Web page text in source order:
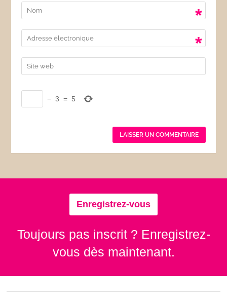
*
*
− 3 = 5
Enregistrez-vous
Toujours pas inscrit ? Enregistrez-
vous dès maintenant.